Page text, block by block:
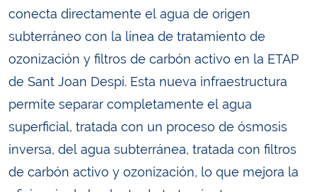
conecta directamente el agua de origen
subterráneo con la línea de tratamiento de
ozonización y filtros de carbón activo en la ETAP
de Sant Joan Despí. Esta nueva infraestructura
permite separar completamente el agua
superficial, tratada con un proceso de ósmosis
inversa, del agua subterránea, tratada con filtros
de carbón activo y ozonización, lo que mejora la